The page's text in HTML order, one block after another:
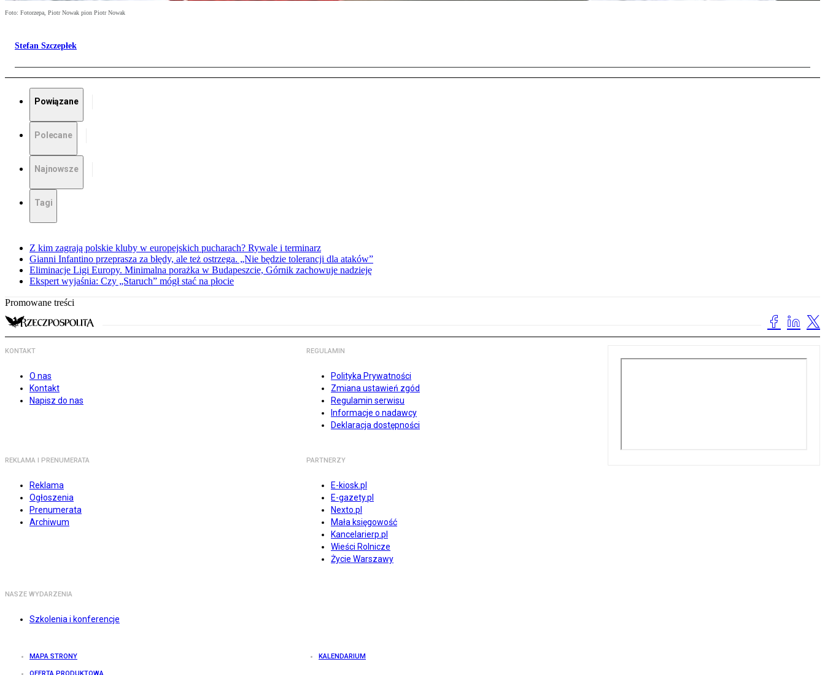
Foto: Fotorzepa, Piotr Nowak pion Piotr Nowak
Stefan Szczepłek
Powiązane
Polecane
Najnowsze
Tagi
Z kim zagrają polskie kluby w europejskich pucharach? Rywale i terminarz
Gianni Infantino przeprasza za błędy, ale też ostrzega. „Nie będzie tolerancji dla ataków”
Eliminacje Ligi Europy. Minimalna porażka w Budapeszcie, Górnik zachowuje nadzieję
Ekspert wyjaśnia: Czy „Staruch” mógł stać na płocie
Promowane treści
KONTAKT
O nas
Kontakt
Napisz do nas
REGULAMIN
Polityka Prywatności
Zmiana ustawień zgód
Regulamin serwisu
Informacje o nadawcy
Deklaracja dostępności
REKLAMA I PRENUMERATA
Reklama
Ogłoszenia
Prenumerata
Archiwum
PARTNERZY
E-kiosk.pl
E-gazety.pl
Nexto.pl
Mała księgowość
Kancelarierp.pl
Wieści Rolnicze
Życie Warszawy
NASZE WYDARZENIA
Szkolenia i konferencje
MAPA STRONY KALENDARIUM